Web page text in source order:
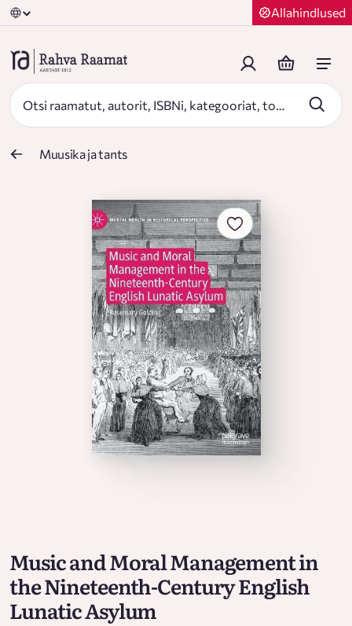
Allahindlused
Muusika ja tants
Music and Moral Management in
the Nineteenth-Century English
Lunatic Asylum